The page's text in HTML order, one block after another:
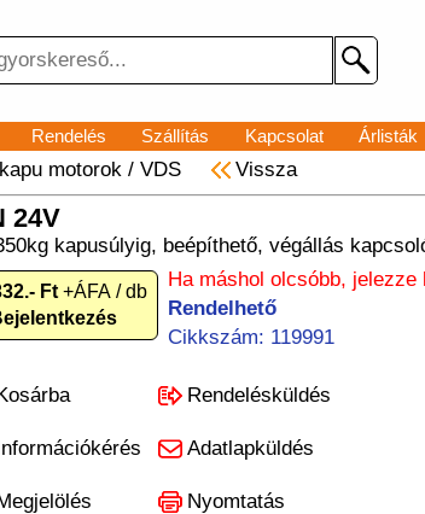
Rendelés Szállítás Kapcsolat Árlisták
motorok / VDS Vissza
24V
kapusúlyig, beépíthető, végállás
Ft +ÁFA / db
Ha máshol olcsóbb, jelezze
Rendelhető
Cikkszám: 119991
Rendelésküldés
Adatlapküldés
Nyomtatás